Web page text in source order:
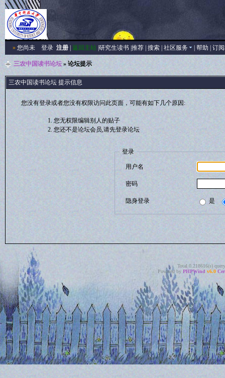
»您尚未 登录 注册| 返回主站| 研究生读书| 推荐| 搜索| 社区服务 帮助 订
三农中国读书论坛» 论坛提示
三农中国读书论坛 提示信息
您没有登录或者您没有权限访问此页面，可能有如下几个原因:
您无权限编辑别人的贴子
您还不是论坛会员,请先登录论坛
登录
用户名
密码
隐身登录 是
Total 0.218616(s)
Powered by PHPWind v6.0